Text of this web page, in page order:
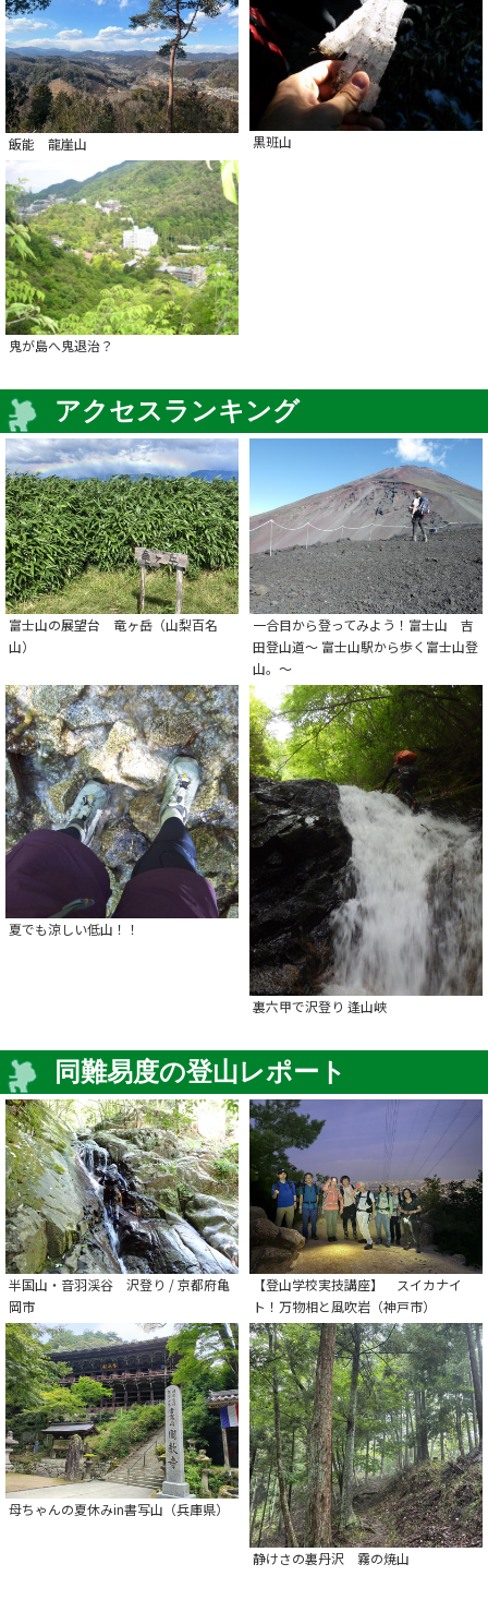
飯能 龍崖山 黒班山
鬼が島へ鬼退治？
アクセスランキング
富士山の展望台 竜ヶ岳（山梨百名
山）
一合目から登ってみよう！富士山 吉
田登山道～ 富士山駅から歩く富士山登
山。～
夏でも涼しい低山！！
裏六甲で沢登り 逢山峡
同難易度の登山レポート
半国山・音羽渓谷 沢登り / 京都府亀
岡市
【登山学校実技講座】 スイカナイ
ト！万物相と風吹岩（神戸市）
母ちゃんの夏休みin書写山（兵庫県）
静けさの裏丹沢 霧の焼山